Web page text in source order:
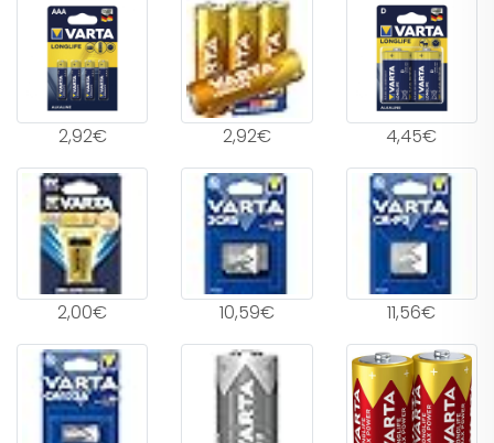
2,92€ 2,92€ 4,45€
2,00€ 10,59€ 11,56€